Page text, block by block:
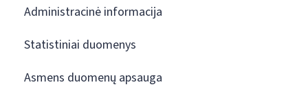
Administracinė informacija
Statistiniai duomenys
Asmens duomenų apsauga